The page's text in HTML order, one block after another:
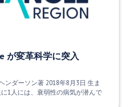
が変革科学に突入
ンダーソン著 2018年8月3日 生ま
1人には、衰弱性の病気が潜んで